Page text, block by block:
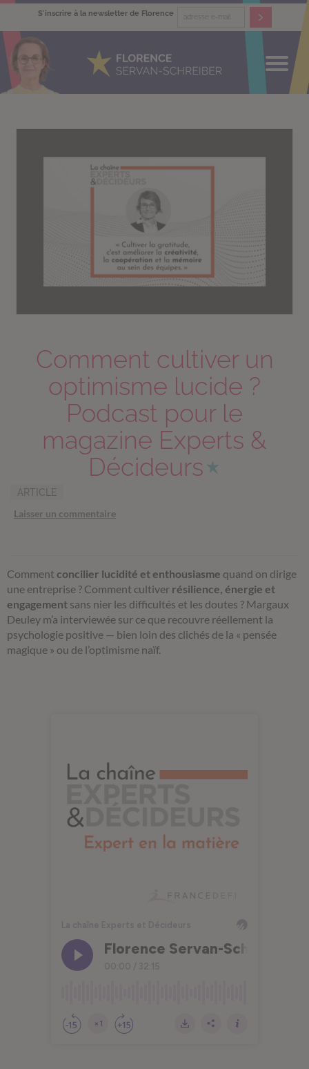
S'inscrire à la newsletter de Florence
Comment cultiver un
optimisme lucide ?
Podcast pour le
magazine Experts &
Décideurs
ARTICLE
Laisser un commentaire
Comment concilier lucidité et enthousiasme quand on dirige
une entreprise ? Comment cultiver résilience, énergie et
engagement sans nier les difficultés et les doutes ? Margaux
Deuley m’a interviewée sur ce que recouvre réellement la
psychologie positive — bien loin des clichés de la « pensée
magique » ou de l’optimisme naïf.